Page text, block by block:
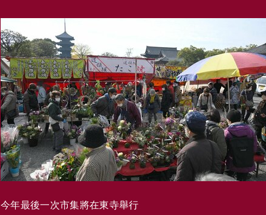
今年最後一次市集將在東寺舉行